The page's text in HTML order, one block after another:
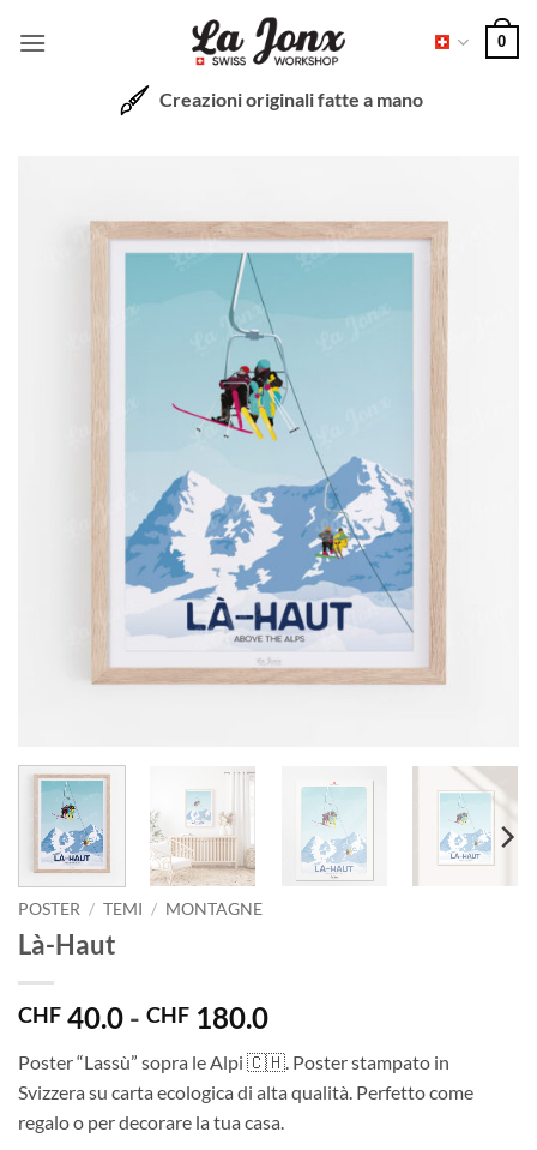
0
Creazioni originali fatte a mano
POSTER / TEMI / MONTAGNE
Là-Haut
CHF 40.0 - CHF 180.0Fascia
di
prezzo:
da
CHF 40.0
Poster “Lassù” sopra le Alpi 🇨🇭. Poster stampato in
Svizzera su carta ecologica di alta qualità. Perfetto come
regalo o per decorare la tua casa.